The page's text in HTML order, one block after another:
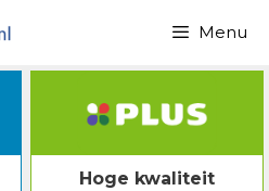
Menu
Hoge kwaliteit